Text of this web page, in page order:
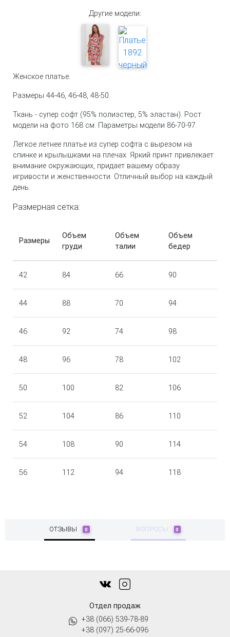
Другие модели:
Женское платье.
Размеры 44-46, 46-48, 48-50.
Ткань - супер софт (95% полиэстер, 5% эластан). Рост
модели на фото 168 см. Параметры модели 86-70-97.
Легкое летнее платье из супер софта с вырезом на
спинке и крылышками на плечах. Яркий принт привлекает
внимание окружающих, придает вашему образу
игривости и женственности. Отличный выбор на каждый
день.
Размерная сетка:
Размеры
Объем
груди
Объем
талии
Объем
бедер
42 84 66 90
44 88 70 94
46 92 74 98
48 96 78 102
50 100 82 106
52 104 86 110
54 108 90 114
56 112 94 118
ОТЗЫВЫ 0 ВОПРОСЫ 0
Отдел продаж
+38 (066) 539-78-89
+38 (097) 25-66-096